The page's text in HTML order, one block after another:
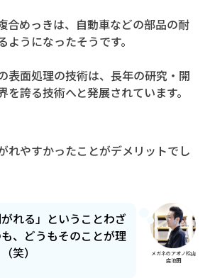
合めっきは、自動車などの部品の耐
ようになったそうです。
表面処理の技術は、長年の研究・開
を誇る技術へと発展されています。
れやすかったことがデメリットでし
メガネのアオノ松山
店池田
がれる」ということわざ
、どうもそのことが理
笑）